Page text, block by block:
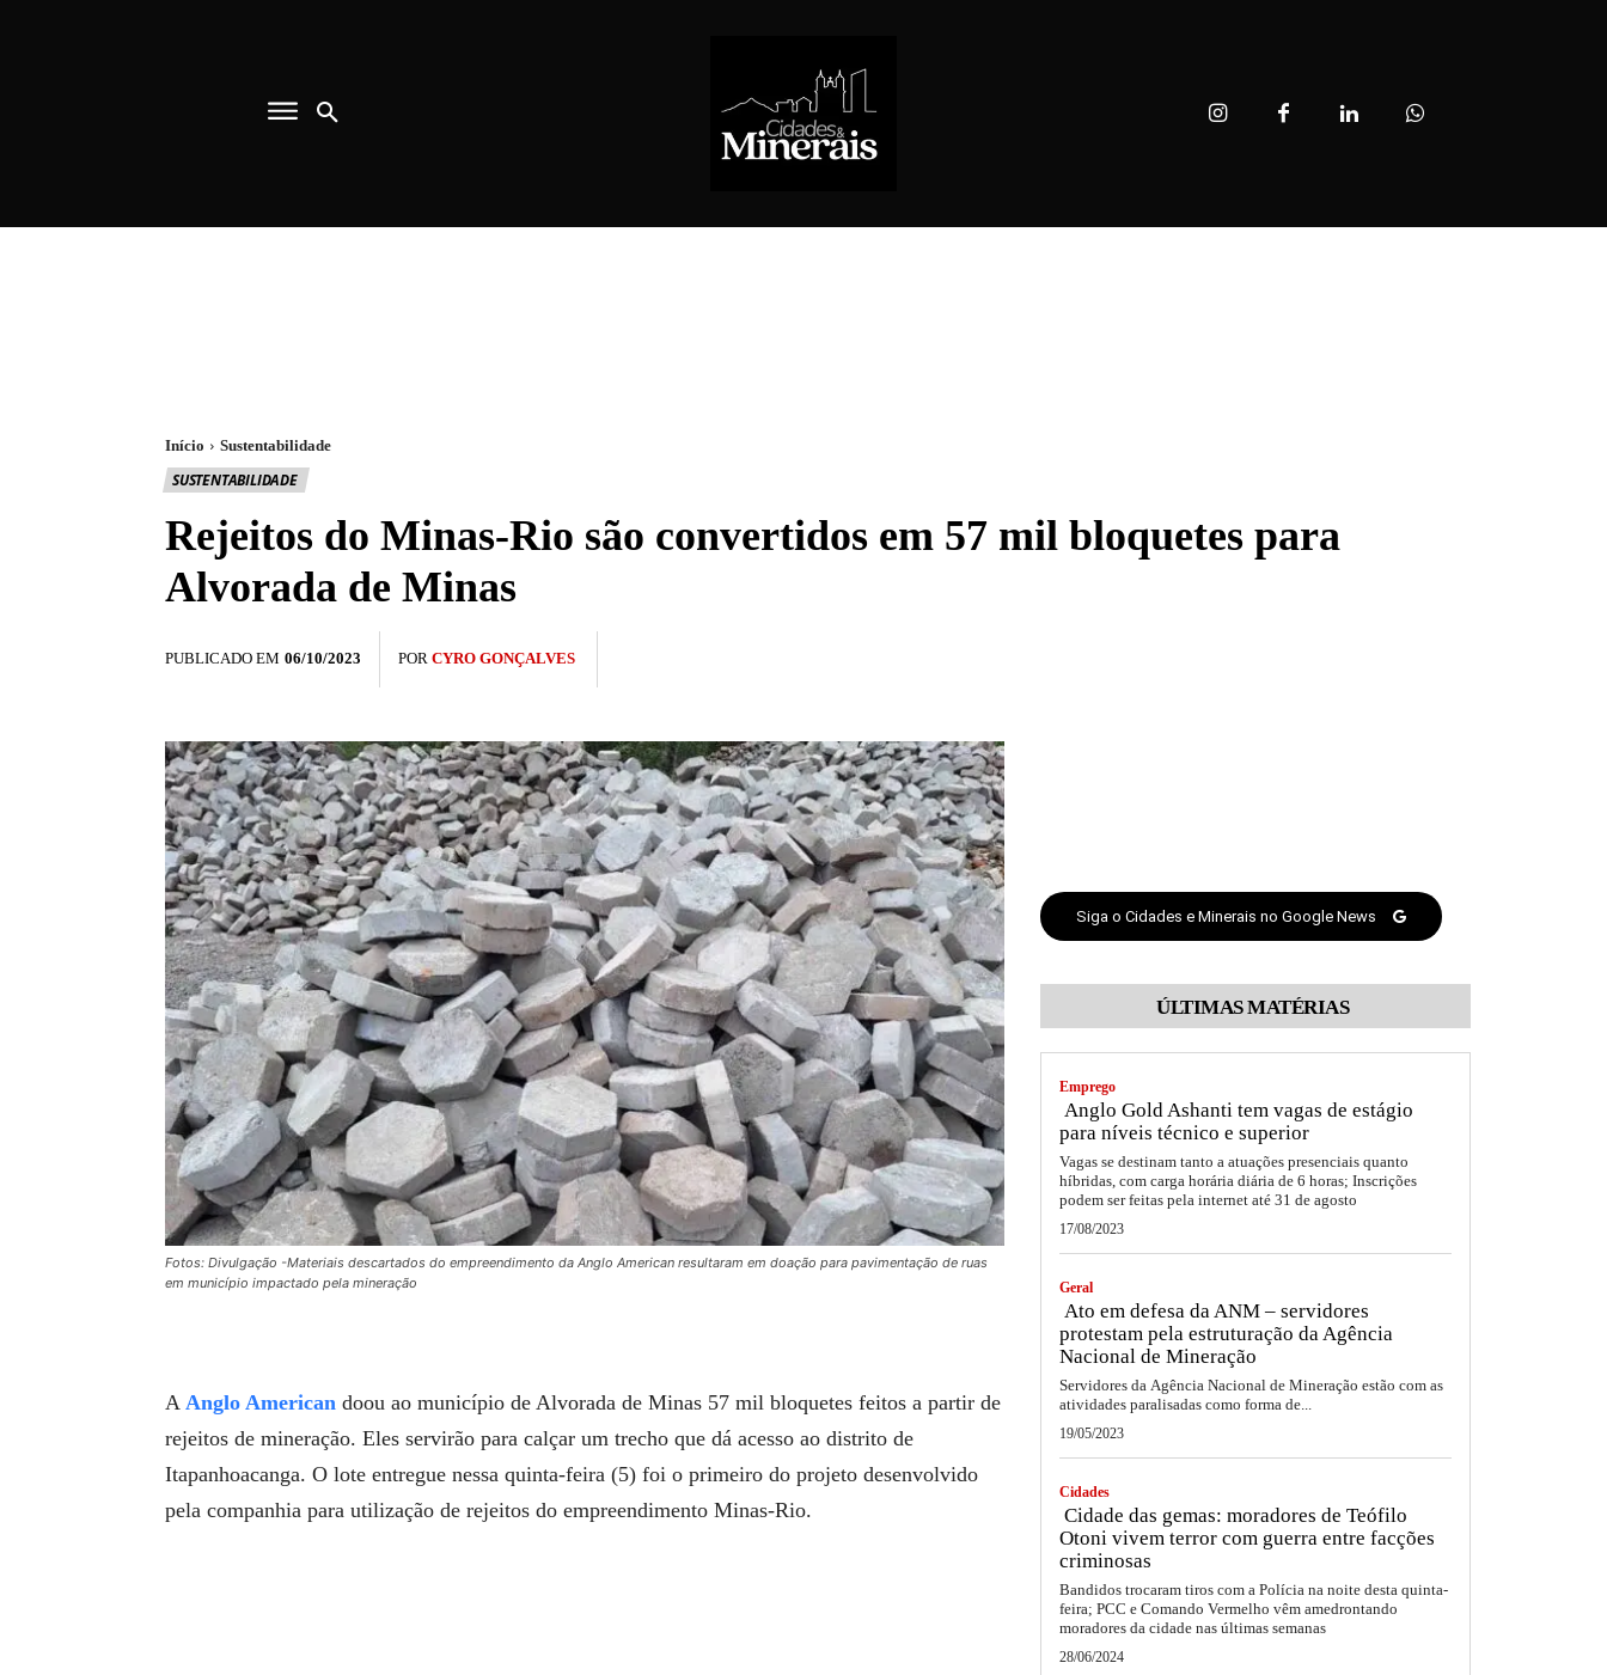
Início Sustentabilidade
SUSTENTABILIDADE
Rejeitos do Minas-Rio são convertidos em 57 mil bloquetes para
Alvorada de Minas
PUBLICADO EM 06/10/2023 POR CYRO GONÇALVES
Fotos: Divulgação -Materiais descartados do empreendimento da Anglo American resultaram em doação para pavimentação de ruas
em município impactado pela mineração
A Anglo American doou ao município de Alvorada de Minas 57 mil bloquetes feitos a partir de
rejeitos de mineração. Eles servirão para calçar um trecho que dá acesso ao distrito de
Itapanhoacanga. O lote entregue nessa quinta-feira (5) foi o primeiro do projeto desenvolvido
pela companhia para utilização de rejeitos do empreendimento Minas-Rio.
Siga o Cidades e Minerais no Google News
ÚLTIMAS MATÉRIAS
Emprego
Anglo Gold Ashanti tem vagas de estágio
para níveis técnico e superior
Vagas se destinam tanto a atuações presenciais quanto
híbridas, com carga horária diária de 6 horas; Inscrições
podem ser feitas pela internet até 31 de agosto
17/08/2023
Geral
Ato em defesa da ANM – servidores
protestam pela estruturação da Agência
Nacional de Mineração
Servidores da Agência Nacional de Mineração estão com as
atividades paralisadas como forma de...
19/05/2023
Cidades
Cidade das gemas: moradores de Teófilo
Otoni vivem terror com guerra entre facções
criminosas
Bandidos trocaram tiros com a Polícia na noite desta quinta-
feira; PCC e Comando Vermelho vêm amedrontando
moradores da cidade nas últimas semanas
28/06/2024